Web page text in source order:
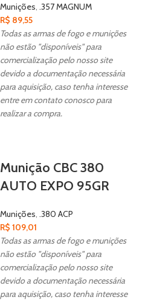
Munições .357 MAGNUM
R$ 89,55
Todas as armas de fogo e munições
não estão "disponíveis" para
comercialização pelo nosso site
devido a documentação necessária
para aquisição, caso tenha interesse
entre em contato conosco para
realizar a compra.
Munição CBC 380
AUTO EXPO 95GR
Munições .380 ACP
R$ 109,01
Todas as armas de fogo e munições
não estão "disponíveis" para
comercialização pelo nosso site
devido a documentação necessária
para aquisição, caso tenha interesse